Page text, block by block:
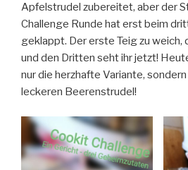
Apfelstrudel zubereitet, aber der
Challenge Runde hat erst beim
geklappt. Der erste Teig zu weich,
und den Dritten seht ihr jetzt!
nur die herzhafte Variante,
leckeren Beerenstrudel!